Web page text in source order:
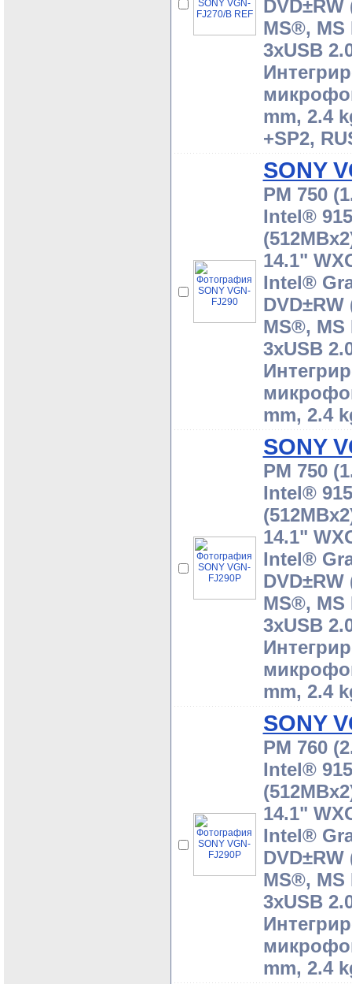
MS®, MS
3xUSB
mm, 2.4
+SP2,
SONY
PM 750
Intel®
14.1"
Intel®
MS®, MS
3xUSB
mm, 2.4
SONY
PM 750
Intel®
14.1"
Intel®
MS®, MS
3xUSB
mm, 2.4
SONY
PM 760
Intel®
14.1"
Intel®
MS®, MS
3xUSB
mm, 2.4